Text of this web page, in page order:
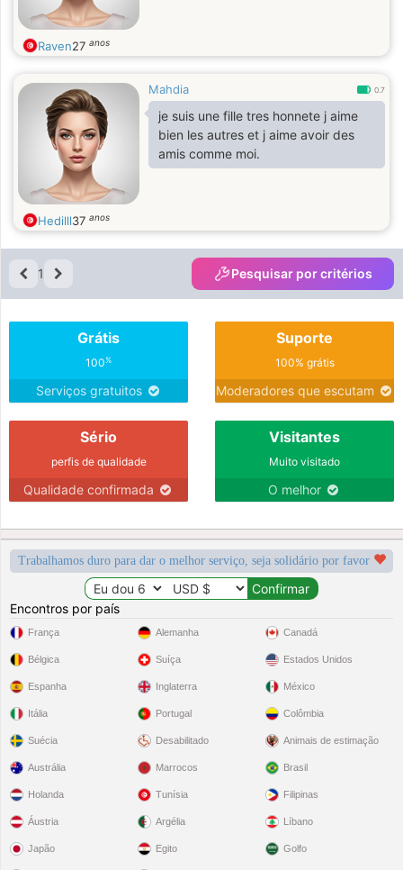
Raven27 anos
Mahdia 0.7
je suis une fille tres honnete j aime
bien les autres et j aime avoir des
amis comme moi.
Hedilll37 anos
1 Pesquisar por critérios
Grátis
100%
Serviços gratuitos
Suporte
100% grátis
Moderadores que escutam
Sério
perfis de qualidade
Qualidade confirmada
Visitantes
Muito visitado
O melhor
Trabalhamos duro para dar o melhor serviço, seja solidário por favor
Encontros por país
França
Bélgica
Espanha
Itália
Suécia
Alemanha
Suíça
Inglaterra
Portugal
Desabilitado
Canadá
Estados Unidos
México
Colômbia
Animais de estimação
Austrália
Holanda
Áustria
Japão
Marrocos
Tunísia
Argélia
Egito
Brasil
Filipinas
Líbano
Golfo